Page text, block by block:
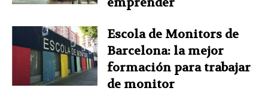
Escola de Monitors de
Barcelona: la mejor
formación para trabajar
de monitor